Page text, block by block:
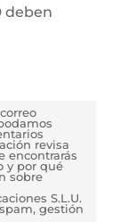
deben
revisa
encontrarás
y por qué
sobre
S.L.U.
gestión